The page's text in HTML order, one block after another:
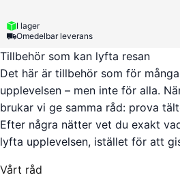
I lager
Omedelbar leverans
Tillbehör som kan lyfta resan
Det här är tillbehör som för
upplevelsen – men inte för alla.
brukar vi ge samma råd: prova
Efter några nätter vet du exakt
lyfta upplevelsen, istället för att
Vårt råd